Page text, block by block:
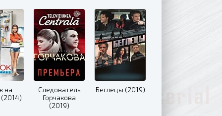
на
Следователь
Горчакова
(2019)
Беглецы (2019)